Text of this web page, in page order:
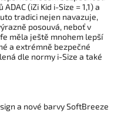
(iZi Kid i-Size = 1,1) a
tradici nejen navazuje,
posouvá, neboť v
měla ještě mnohem lepší
a extrémně bezpečné
dle normy i-Size a také
a nové barvy SoftBreeze